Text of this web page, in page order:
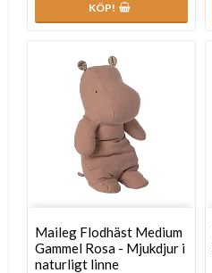
KÖP!
Maileg Flodhäst Medium
Gammel Rosa - Mjukdjur i
naturligt linne